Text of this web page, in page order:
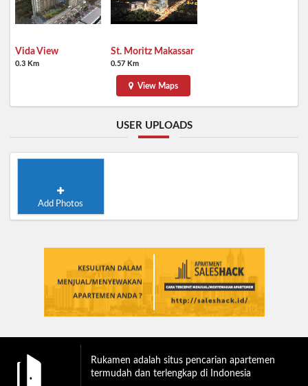
Vida View
0.3 Km
St. Moritz Makassar
0.57 Km
View Maps
USER UPLOADS
Add Photos
Rukamen adalah situs pencarian apartemen
termudah dan terlengkap di Indonesia